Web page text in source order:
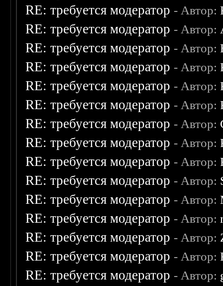
RE: требуется модератор - Автор:
RE: требуется модератор - Автор:
RE: требуется модератор - Автор:
RE: требуется модератор - Автор:
RE: требуется модератор - Автор:
RE: требуется модератор - Автор:
RE: требуется модератор - Автор:
RE: требуется модератор - Автор:
RE: требуется модератор - Автор:
RE: требуется модератор - Автор:
RE: требуется модератор - Автор:
RE: требуется модератор - Автор:
RE: требуется модератор - Автор:
RE: требуется модератор - Автор:
RE: требуется модератор - Автор: